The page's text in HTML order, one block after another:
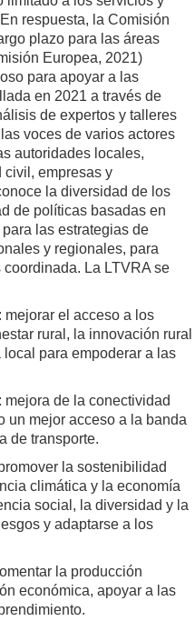
respuesta, la Comisión
plazo para las áreas
Europea, 2021)
para apoyar a las
en 2021 a través de
de expertos y talleres
voces de varios actores
autoridades locales,
empresas y
la diversidad de los
de políticas basadas en
las estrategias de
y regionales, para
La LTVRA se
mejorar el acceso a los
rural, la innovación rural
para empoderar a las
de la conectividad
un mejor acceso a la banda
de transporte.
la sostenibilidad
climática y la economía
social, la diversidad y la
y adaptarse a los
la producción
económica, apoyar a las